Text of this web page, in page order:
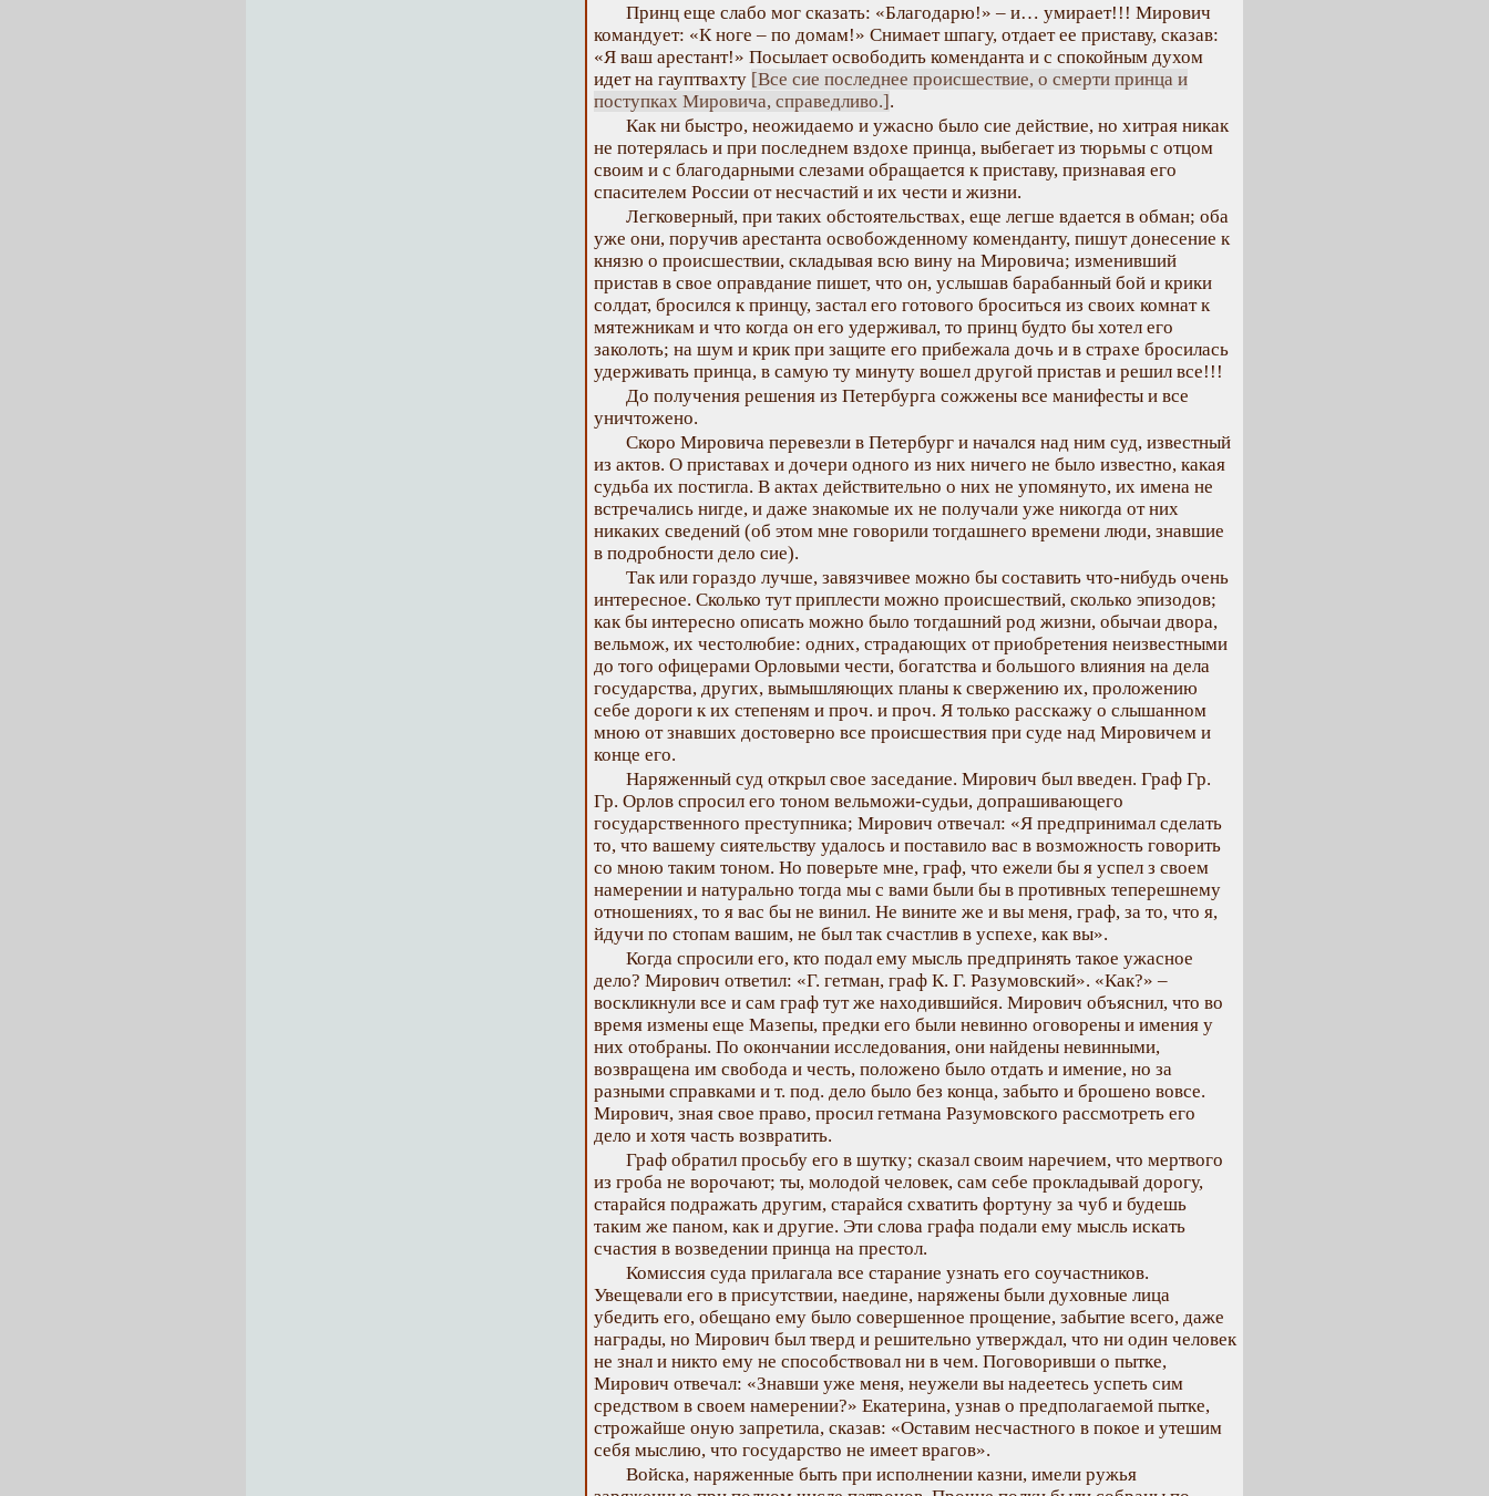
Принц еще слабо мог сказать: «Благодарю!» – и… умирает!!! Мирович
командует: «К ноге – по домам!» Снимает шпагу, отдает ее приставу, сказав:
«Я ваш арестант!» Посылает освободить коменданта и с спокойным духом
идет на гауптвахту [Все сие последнее происшествие, о смерти принца и
поступках Мировича, справедливо.].
Как ни быстро, неожидаемо и ужасно было сие действие, но хитрая никак
не потерялась и при последнем вздохе принца, выбегает из тюрьмы с отцом
своим и с благодарными слезами обращается к приставу, признавая его
спасителем России от несчастий и их чести и жизни.
Легковерный, при таких обстоятельствах, еще легше вдается в обман; оба
уже они, поручив арестанта освобожденному коменданту, пишут донесение к
князю о происшествии, складывая всю вину на Мировича; изменивший
пристав в свое оправдание пишет, что он, услышав барабанный бой и крики
солдат, бросился к принцу, застал его готового броситься из своих комнат к
мятежникам и что когда он его удерживал, то принц будто бы хотел его
заколоть; на шум и крик при защите его прибежала дочь и в страхе бросилась
удерживать принца, в самую ту минуту вошел другой пристав и решил все!!!
До получения решения из Петербурга сожжены все манифесты и все
уничтожено.
Скоро Мировича перевезли в Петербург и начался над ним суд, известный
из актов. О приставах и дочери одного из них ничего не было известно, какая
судьба их постигла. В актах действительно о них не упомянуто, их имена не
встречались нигде, и даже знакомые их не получали уже никогда от них
никаких сведений (об этом мне говорили тогдашнего времени люди, знавшие
в подробности дело сие).
Так или гораздо лучше, завязчивее можно бы составить что-нибудь очень
интересное. Сколько тут приплести можно происшествий, сколько эпизодов;
как бы интересно описать можно было тогдашний род жизни, обычаи двора,
вельмож, их честолюбие: одних, страдающих от приобретения неизвестными
до того офицерами Орловыми чести, богатства и большого влияния на дела
государства, других, вымышляющих планы к свержению их, проложению
себе дороги к их степеням и проч. и проч. Я только расскажу о слышанном
мною от знавших достоверно все происшествия при суде над Мировичем и
конце его.
Наряженный суд открыл свое заседание. Мирович был введен. Граф Гр.
Гр. Орлов спросил его тоном вельможи-судьи, допрашивающего
государственного преступника; Мирович отвечал: «Я предпринимал сделать
то, что вашему сиятельству удалось и поставило вас в возможность говорить
со мною таким тоном. Но поверьте мне, граф, что ежели бы я успел з своем
намерении и натурально тогда мы с вами были бы в противных теперешнему
отношениях, то я вас бы не винил. Не вините же и вы меня, граф, за то, что я,
йдучи по стопам вашим, не был так счастлив в успехе, как вы».
Когда спросили его, кто подал ему мысль предпринять такое ужасное
дело? Мирович ответил: «Г. гетман, граф К. Г. Разумовский». «Как?» –
воскликнули все и сам граф тут же находившийся. Мирович объяснил, что во
время измены еще Мазепы, предки его были невинно оговорены и имения у
них отобраны. По окончании исследования, они найдены невинными,
возвращена им свобода и честь, положено было отдать и имение, но за
разными справками и т. под. дело было без конца, забыто и брошено вовсе.
Мирович, зная свое право, просил гетмана Разумовского рассмотреть его
дело и хотя часть возвратить.
Граф обратил просьбу его в шутку; сказал своим наречием, что мертвого
из гроба не ворочают; ты, молодой человек, сам себе прокладывай дорогу,
старайся подражать другим, старайся схватить фортуну за чуб и будешь
таким же паном, как и другие. Эти слова графа подали ему мысль искать
счастия в возведении принца на престол.
Комиссия суда прилагала все старание узнать его соучастников.
Увещевали его в присутствии, наедине, наряжены были духовные лица
убедить его, обещано ему было совершенное прощение, забытие всего, даже
награды, но Мирович был тверд и решительно утверждал, что ни один человек
не знал и никто ему не способствовал ни в чем. Поговоривши о пытке,
Мирович отвечал: «Знавши уже меня, неужели вы надеетесь успеть сим
средством в своем намерении?» Екатерина, узнав о предполагаемой пытке,
строжайше оную запретила, сказав: «Оставим несчастного в покое и утешим
себя мыслию, что государство не имеет врагов».
Войска, наряженные быть при исполнении казни, имели ружья